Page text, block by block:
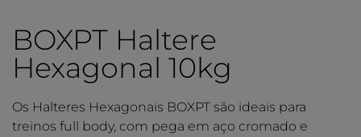
BOXPT Haltere
Hexagonal 10kg
Os Halteres Hexagonais BOXPT são ideais para
treinos full body, com pega em aço cromado e